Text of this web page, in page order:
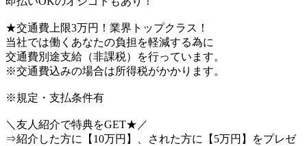
★交通費上限3万円！業界トップクラス！
当社では働くあなたの負担を軽減する為に
交通費別途支給（非課税）を行っています。
※交通費込みの場合は所得税がかかります。
※規定・支払条件有
＼友人紹介で特典をGET★／
⇒紹介した方に【10万円】、された方に【5万円】をプレゼ